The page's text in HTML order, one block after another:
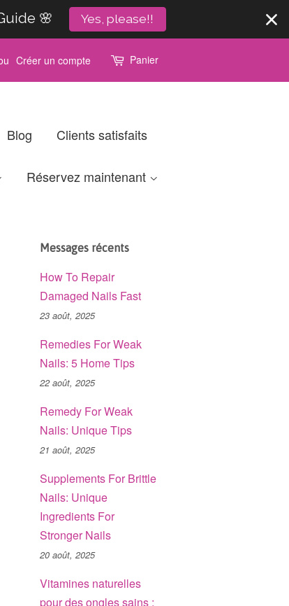
🌸 Yes, please!!
Créer un compte Panier
Blog Clients satisfaits
Réservez maintenant
Messages récents
How To Repair
Damaged Nails Fast
23 août, 2025
Remedies For Weak
Nails: 5 Home Tips
22 août, 2025
Remedy For Weak
Nails: Unique Tips
21 août, 2025
Supplements For Brittle
Nails: Unique
Ingredients For
Stronger Nails
20 août, 2025
Vitamines naturelles
pour des ongles sains :